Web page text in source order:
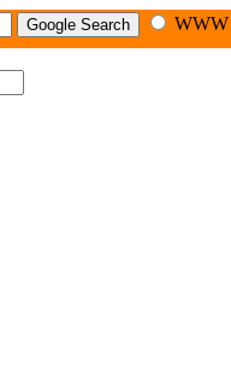
WWW